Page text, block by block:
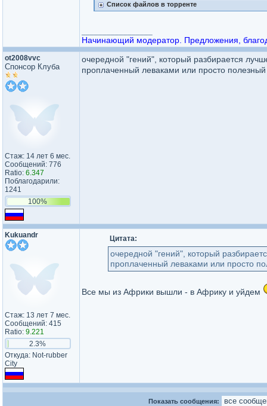
Список файлов в торренте
Начинающий модератор. Предложения,
ot2008vvc
Спонсор Клуба
Стаж: 14 лет 6 мес.
Сообщений: 776
Ratio: 6.347
Поблагодарили:
1241
100%
очередной "гений", который разбирается
проплаченный леваками или просто
Kukuandr
Стаж: 13 лет 7 мес.
Сообщений: 415
Ratio: 9.221
2.3%
Откуда: Not-rubber
City
Цитата:
очередной "гений", который
проплаченный леваками или просто
Все мы из Африки вышли - в Африку и уйдем
Показать сообщения: